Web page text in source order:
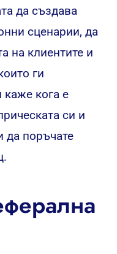
да създава
сценарии, да
на клиентите и
ги
каже кога е
си и
да поръчате